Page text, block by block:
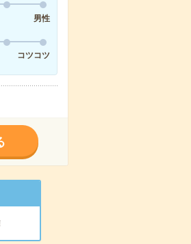
男性
コツコツ